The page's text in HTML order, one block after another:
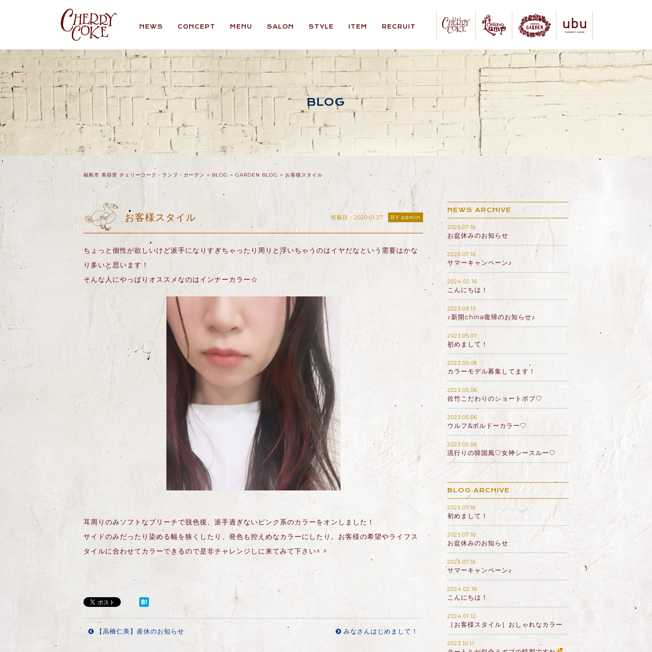
NEWS CONCEPT MENU SALON STYLE ITEM RECRUIT
BLOG
福島市 美容室 チェリーコーク・ランプ・ガーデン > BLOG > GARDEN BLOG > お客様スタイル
お客様スタイル 投稿日：2020.01.27 BY admin
ちょっと個性が欲しいけど派手になりすぎちゃったり周りと浮いちゃうのはイヤだなという需要はかな
り多いと思います！
そんな人にやっぱりオススメなのはインナーカラー☆
耳周りのみソフトなブリーチで脱色後、派手過ぎないピンク系のカラーをオンしました！
サイドのみだったり染める幅を狭くしたり、発色も控えめなカラーにしたり。お客様の希望やライフス
タイルに合わせてカラーできるので是非チャレンジしに来てみて下さい^ ^
【高橋仁美】産休のお知らせ みなさんはじめまして！
NEWS ARCHIVE
2025.07.16
お盆休みのお知らせ
2025.07.16
サマーキャンペーン♪
2024.02.16
こんにちは！
2023.09.15
♪新開china復帰のお知らせ♪
2023.05.07
初めまして！
2023.05.06
カラーモデル募集してます！
2023.05.06
佐竹こだわりのショートボブ♡
2023.05.06
ウルフ&ボルドーカラー♡
2023.05.06
流行りの韓国風♡女神シースルー♡
BLOG ARCHIVE
2025.07.16
初めまして！
2025.07.16
お盆休みのお知らせ
2025.07.16
サマーキャンペーン♪
2024.02.16
こんにちは！
2024.01.12
［お客様スタイル］おしゃれなカラー
2023.10.11